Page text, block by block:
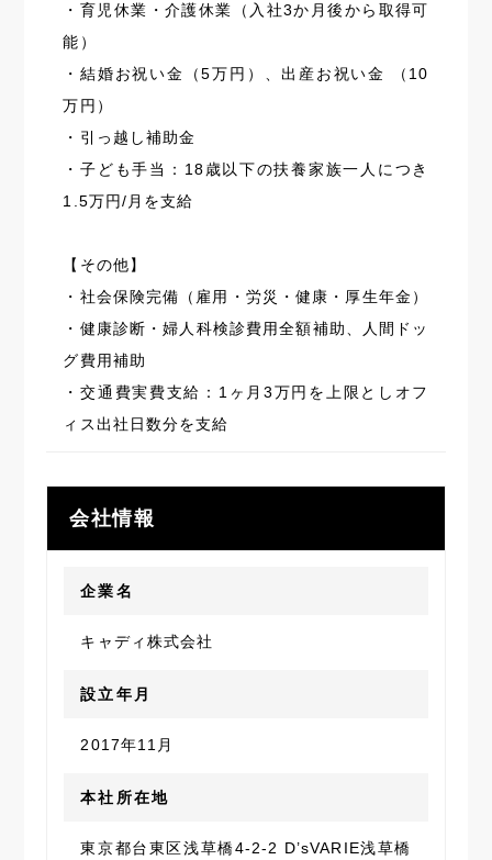
・育児休業・介護休業（入社3か月後から取得可
能）
・結婚お祝い金（5万円）、出産お祝い金 （10
万円）
・引っ越し補助金
・子ども手当：18歳以下の扶養家族一人につき
1.5万円/月を支給
【その他】
・社会保険完備（雇用・労災・健康・厚生年金）
・健康診断・婦人科検診費用全額補助、人間ドッ
グ費用補助
・交通費実費支給：1ヶ月3万円を上限としオフ
ィス出社日数分を支給
会社情報
企業名
キャディ株式会社
設立年月
2017年11月
本社所在地
東京都台東区浅草橋4-2-2 D’sVARIE浅草橋